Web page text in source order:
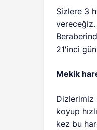
Sizlere 3
21′inci
Mekik
Dizlerimiz
koyup
kez bu